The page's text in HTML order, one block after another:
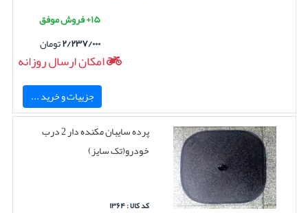
۱۵+ فروش موفق
۲/۲۳۷/۰۰۰تومان
امکان ارسال روزانه
جزییات و خرید ...
پرده سایبان مکنده دار 2 درب
خودرو(تک سایز)
کد کالا : ۱۳۶۴